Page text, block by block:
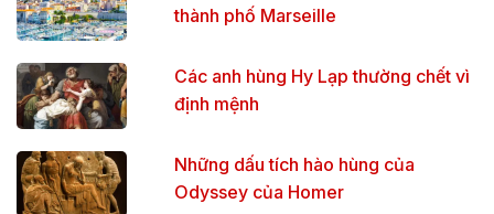
thành phố Marseille
Các anh hùng Hy Lạp thường chết vì
định mệnh
Những dấu tích hào hùng của
Odyssey của Homer